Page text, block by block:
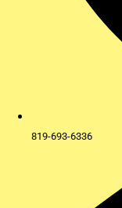
819-693-6336